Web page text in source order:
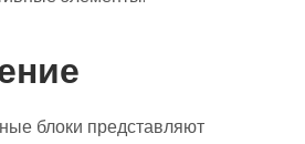
блоки представляют